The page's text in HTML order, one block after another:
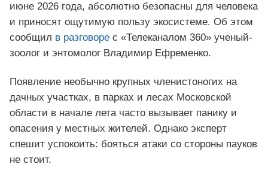
июне 2026 года, абсолютно безопасны для человека
и приносят ощутимую пользу экосистеме. Об этом
сообщил в разговоре с «Телеканалом 360» ученый-
зоолог и энтомолог Владимир Ефременко.
Появление необычно крупных членистоногих на
дачных участках, в парках и лесах Московской
области в начале лета часто вызывает панику и
опасения у местных жителей. Однако эксперт
спешит успокоить: бояться атаки со стороны пауков
не стоит.